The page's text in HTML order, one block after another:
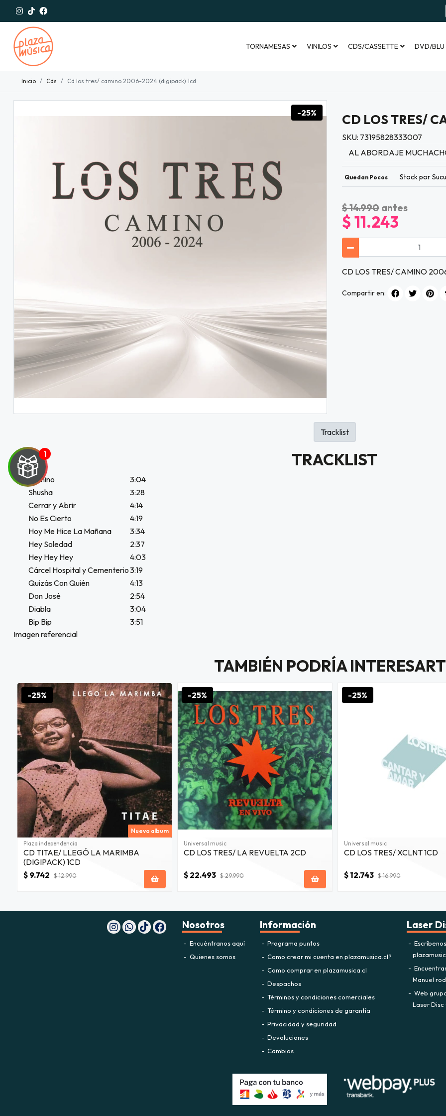
correo y
sobre
TORNAMESAS VINILOS CDS/CASSETTE DVD/BLU
Inicio Cds Cd los tres/ camino 2006-2024 (digipack) 1cd
-25% CD LOS TRES/
SKU: 73195828333007
AL ABORDAJE
Quedan Pocos Stock por
$ 14.990 antes
$ 11.243
CD LOS TRES/ CAMINO
Compartir en:
TRACKLIST
Camino
3:04
Shusha
3:28
Cerrar y Abrir
4:14
No Es Cierto
4:19
Hoy Me Hice La Mañana
3:34
Hey Soledad
2:37
Hey Hey Hey
4:03
Cárcel Hospital y Cementerio3:19
Quizás Con Quién
4:13
Don José
2:54
Diabla
3:04
Bip Bip
3:51
Imagen referencial
Tracklist
TAMBIÉN PODRÍA
-25%
Nuevo album
Plaza independencia
CD TITAE/ LLEGÓ LA MARIMBA
(DIGIPACK) 1CD
$ 9.742 $ 12.990
-25%
Universal music
CD LOS TRES/ LA REVUELTA 2CD
$ 22.493 $ 29.990
-25%
Universal music
CD LOS TRES/ XCLNT 1CD
$ 12.743 $ 16.990
Nosotros
Encuéntranos aquí
Quienes somos
Información
Programa puntos
Como crear mi cuenta en plazamusica.cl?
Como comprar en plazamusica.cl
Despachos
Términos y condiciones comerciales
Término y condiciones de garantía
Privacidad y seguridad
Devoluciones
Cambios
Laser
Manuel
Web
Laser Disc